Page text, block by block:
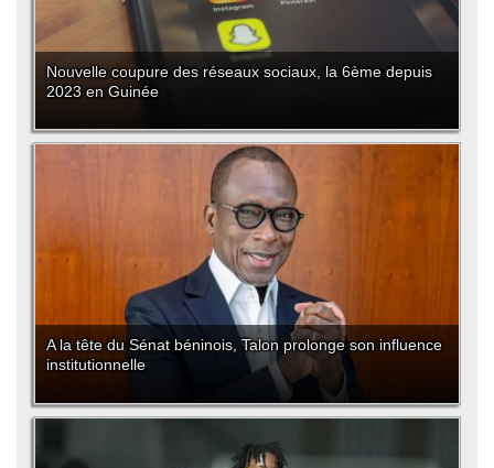
Nouvelle coupure des réseaux sociaux, la 6ème depuis
2023 en Guinée
A la tête du Sénat béninois, Talon prolonge son influence
institutionnelle